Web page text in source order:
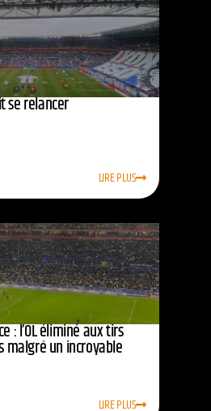
se relancer
LIRE PLUS
: l’OL éliminé aux tirs
malgré un incroyable
LIRE PLUS